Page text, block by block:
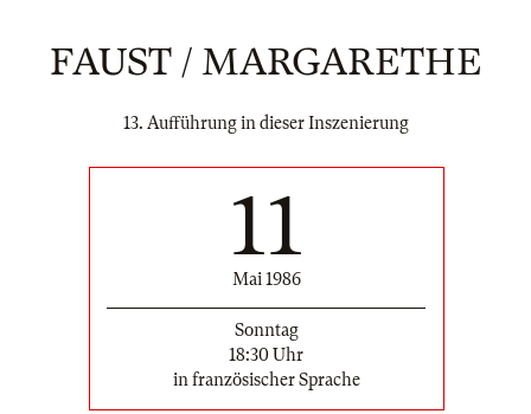
FAUST / MARGARETHE
13. Aufführung in dieser Inszenierung
11
Mai 1986
Sonntag
18:30 Uhr
in französischer Sprache